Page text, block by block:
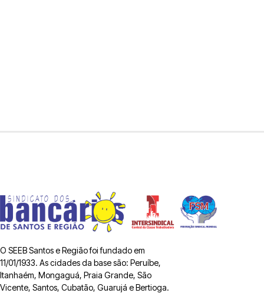
O SEEB Santos e Região foi fundado em
11/01/1933. As cidades da base são: Peruíbe,
Itanhaém, Mongaguá, Praia Grande, São
Vicente, Santos, Cubatão, Guarujá e Bertioga.